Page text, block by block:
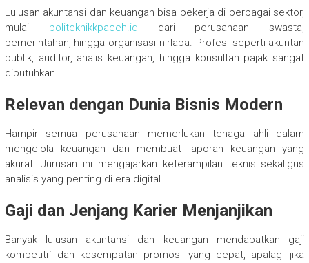
Lulusan akuntansi dan keuangan bisa bekerja di berbagai sektor,
mulai politeknikkpaceh.id dari perusahaan swasta,
pemerintahan, hingga organisasi nirlaba. Profesi seperti akuntan
publik, auditor, analis keuangan, hingga konsultan pajak sangat
dibutuhkan.
Relevan dengan Dunia Bisnis Modern
Hampir semua perusahaan memerlukan tenaga ahli dalam
mengelola keuangan dan membuat laporan keuangan yang
akurat. Jurusan ini mengajarkan keterampilan teknis sekaligus
analisis yang penting di era digital.
Gaji dan Jenjang Karier Menjanjikan
Banyak lulusan akuntansi dan keuangan mendapatkan gaji
kompetitif dan kesempatan promosi yang cepat, apalagi jika